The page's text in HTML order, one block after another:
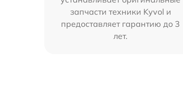
запчасти техники Kyvol и
предоставляет гарантию до 3
лет.